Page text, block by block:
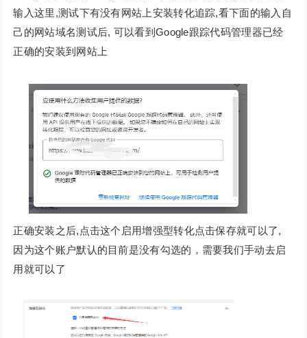
输入这里,测试下有没有网站上安装转化追踪,看下面的输入自
己的网站域名测试后, 可以看到Google跟踪代码管理器已经
正确的安装到网站上
正确安装之后,点击这个启用增强型转化点击保存就可以了,
因为这个账户默认的目前是没有勾选的，需要我们手动去启
用就可以了